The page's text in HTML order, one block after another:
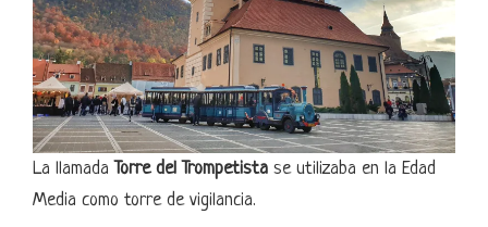
La llamadaTorre del Trompetista se utilizaba en la Edad
Media como torre de vigilancia.